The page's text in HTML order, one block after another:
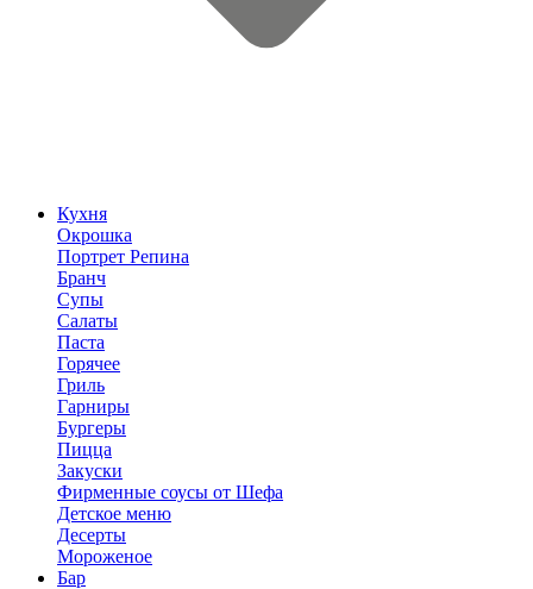
Кухня
Окрошка
Портрет Репина
Бранч
Супы
Салаты
Паста
Горячее
Гриль
Гарниры
Бургеры
Пицца
Закуски
Фирменные соусы от Шефа
Детское меню
Десерты
Мороженое
Бар